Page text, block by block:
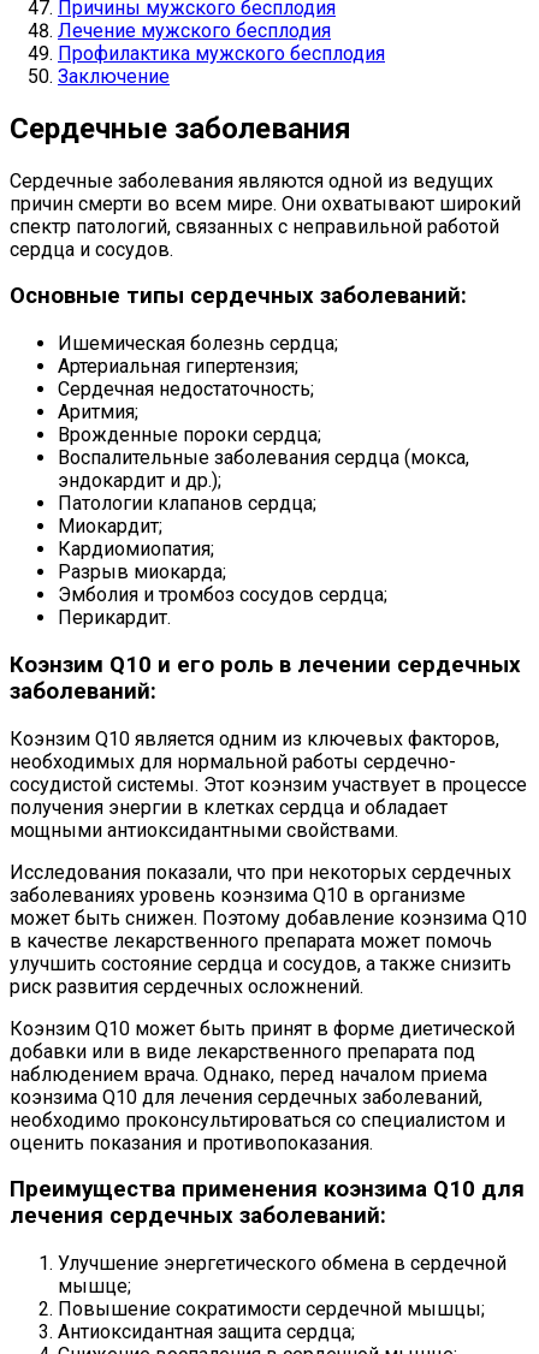
Причины мужского бесплодия
Лечение мужского бесплодия
Профилактика мужского бесплодия
Заключение
Сердечные заболевания
Сердечные заболевания являются одной из ведущих
причин смерти во всем мире. Они охватывают широкий
спектр патологий, связанных с неправильной работой
сердца и сосудов.
Основные типы сердечных заболеваний:
Ишемическая болезнь сердца;
Артериальная гипертензия;
Сердечная недостаточность;
Аритмия;
Врожденные пороки сердца;
Воспалительные заболевания сердца (мокса,
эндокардит и др.);
Патологии клапанов сердца;
Миокардит;
Кардиомиопатия;
Разрыв миокарда;
Эмболия и тромбоз сосудов сердца;
Перикардит.
Коэнзим Q10 и его роль в лечении сердечных
заболеваний:
Коэнзим Q10 является одним из ключевых факторов,
необходимых для нормальной работы сердечно-
сосудистой системы. Этот коэнзим участвует в процессе
получения энергии в клетках сердца и обладает
мощными антиоксидантными свойствами.
Исследования показали, что при некоторых сердечных
заболеваниях уровень коэнзима Q10 в организме
может быть снижен. Поэтому добавление коэнзима Q10
в качестве лекарственного препарата может помочь
улучшить состояние сердца и сосудов, а также снизить
риск развития сердечных осложнений.
Коэнзим Q10 может быть принят в форме диетической
добавки или в виде лекарственного препарата под
наблюдением врача. Однако, перед началом приема
коэнзима Q10 для лечения сердечных заболеваний,
необходимо проконсультироваться со специалистом и
оценить показания и противопоказания.
Преимущества применения коэнзима Q10 для
лечения сердечных заболеваний:
Улучшение энергетического обмена в сердечной
мышце;
Повышение сократимости сердечной мышцы;
Антиоксидантная защита сердца;